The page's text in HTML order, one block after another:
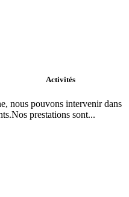
Activités
nous pouvons intervenir dans
prestations sont...